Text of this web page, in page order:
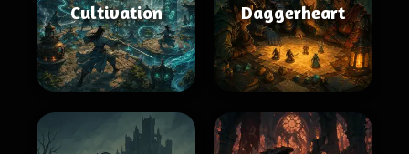
Cultivation Daggerheart